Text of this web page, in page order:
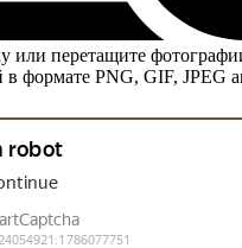
или перетащите
в формате PNG, GIF, JPEG